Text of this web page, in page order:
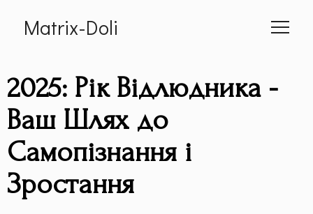
Matrix-Doli
Про мене
Cумісність
📕 Книга
2025: Рік Відлюдника -
Ваш Шлях до
Самопізнання і
Зростання